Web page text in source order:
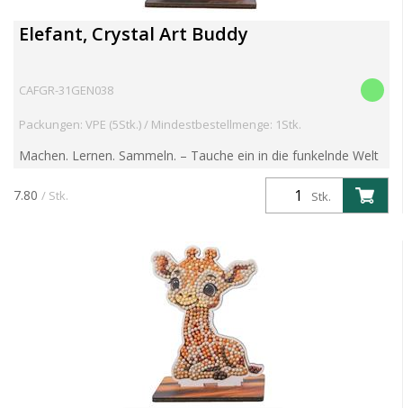
Elefant, Crystal Art Buddy
CAFGR-31GEN038
Packungen: VPE (5Stk.) / Mindestbestellmenge: 1Stk.
Machen. Lernen. Sammeln. – Tauche ein in die funkelnde Welt
der Crystal Art Wildlife Buddies! Entdecke die brandneue
Crystal Art Wildlife Buddies Kollektion – eine faszin...Stk.
7.80 / Stk.